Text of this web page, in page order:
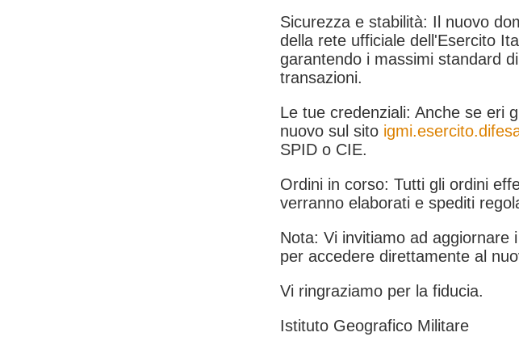
Sicurezza e stabilità: Il nuovo
della rete ufficiale dell'Esercito
garantendo i massimi standard
transazioni.
Le tue credenziali: Anche se eri
nuovo sul sito
SPID o CIE.
Ordini in corso: Tutti gli ordini
verranno elaborati e spediti
Nota: Vi invitiamo ad aggiornare
per accedere direttamente al
Vi ringraziamo per la fiducia.
Istituto Geografico Militare